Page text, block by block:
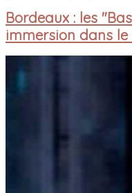
Bordeaux : les
immersion dans